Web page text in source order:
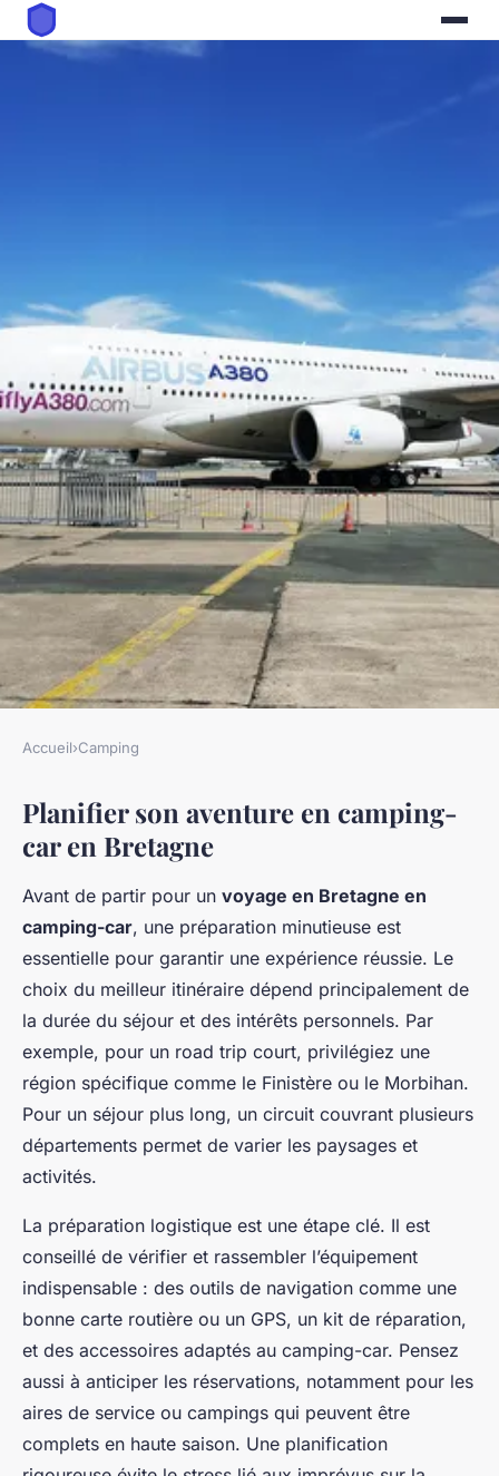
CAMPING
Aventure Époustouflante :
Votre Guide Complet pour
Explorer la Bretagne en
Camping-Car
Lou • 23 avril 2025 6 min de lecture
Accueil›Camping
Planifier son aventure en camping-
car en Bretagne
Avant de partir pour un voyage en Bretagne en
camping-car, une préparation minutieuse est
essentielle pour garantir une expérience réussie. Le
choix du meilleur itinéraire dépend principalement de
la durée du séjour et des intérêts personnels. Par
exemple, pour un road trip court, privilégiez une
région spécifique comme le Finistère ou le Morbihan.
Pour un séjour plus long, un circuit couvrant plusieurs
départements permet de varier les paysages et
activités.
La préparation logistique est une étape clé. Il est
conseillé de vérifier et rassembler l’équipement
indispensable : des outils de navigation comme une
bonne carte routière ou un GPS, un kit de réparation,
et des accessoires adaptés au camping-car. Pensez
aussi à anticiper les réservations, notamment pour les
aires de service ou campings qui peuvent être
complets en haute saison. Une planification